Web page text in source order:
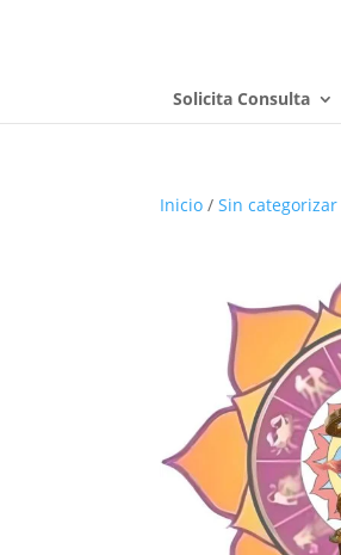
Solicita Consulta
Inicio /Sin categorizar